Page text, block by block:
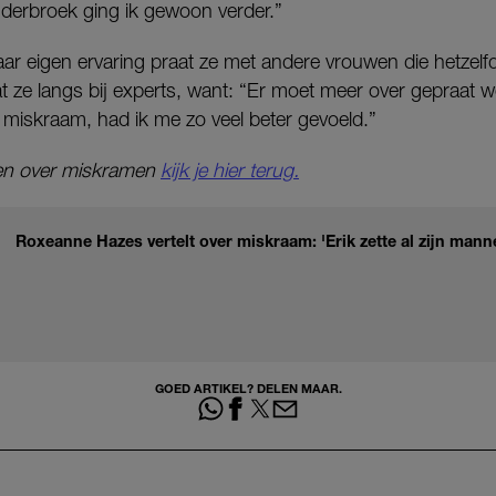
ging ik gewoon verder.”
eigen ervaring praat ze met andere vrouwen die
ze langs bij experts, want: “Er moet meer over gepraat
had ik me zo veel beter gevoeld.”
over miskramen kijk je hier terug.
Roxeanne Hazes vertelt over miskraam: 'Erik zette al zijn
GOED ARTIKEL? DELEN MAAR.